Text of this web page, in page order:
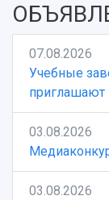
07.08.2026
Учебные
приглашают
03.08.2026
03.08.2026